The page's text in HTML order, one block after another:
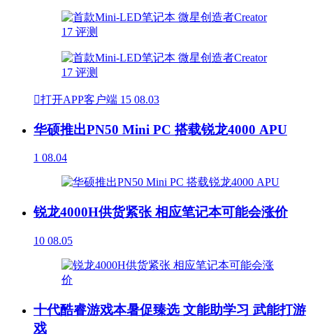
打开APP客户端 15 08.03
华硕推出PN50 Mini PC 搭载锐龙4000 APU
1 08.04
锐龙4000H供货紧张 相应笔记本可能会涨价
10 08.05
十代酷睿游戏本暑促臻选 文能助学习 武能打游
戏